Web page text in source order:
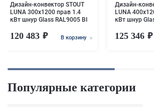
Дизайн-конвектор STOUT
LUNA 300x1200 прав 1.4
кВт шнур Glass RAL9005 BI
120 483 В корзину
Дизайн-
LUNA
кВт шнур
125 346
Популярные категории